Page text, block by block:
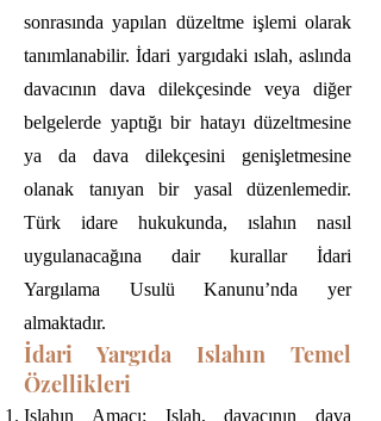
sonrasında yapılan düzeltme işlemi olarak
tanımlanabilir. İdari yargıdaki ıslah, aslında
davacının dava dilekçesinde veya diğer
belgelerde yaptığı bir hatayı düzeltmesine
ya da dava dilekçesini genişletmesine
olanak tanıyan bir yasal düzenlemedir.
Türk idare hukukunda, ıslahın nasıl
uygulanacağına dair kurallar İdari
Yargılama Usulü Kanunu’nda yer
almaktadır.
İdari Yargıda Islahın Temel
Özellikleri
Islahın Amacı: Islah, davacının dava